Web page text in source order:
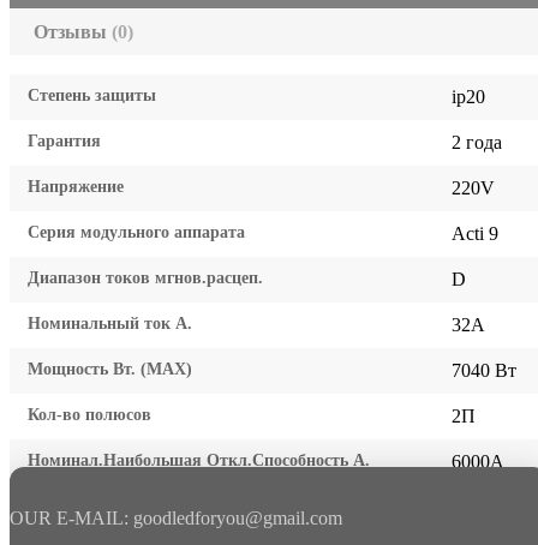
Отзывы (0)
Степень защиты ip20
Гарантия 2 года
Напряжение 220V
Серия модульного аппарата Acti 9
Диапазон токов мгнов.расцеп. D
Номинальный ток А. 32A
Мощность Вт. (МАХ) 7040 Вт
Кол-во полюсов 2П
Номинал.Наибольшая Откл.Способность А. 6000A
OUR E-MAIL: goodledforyou@gmail.cоm